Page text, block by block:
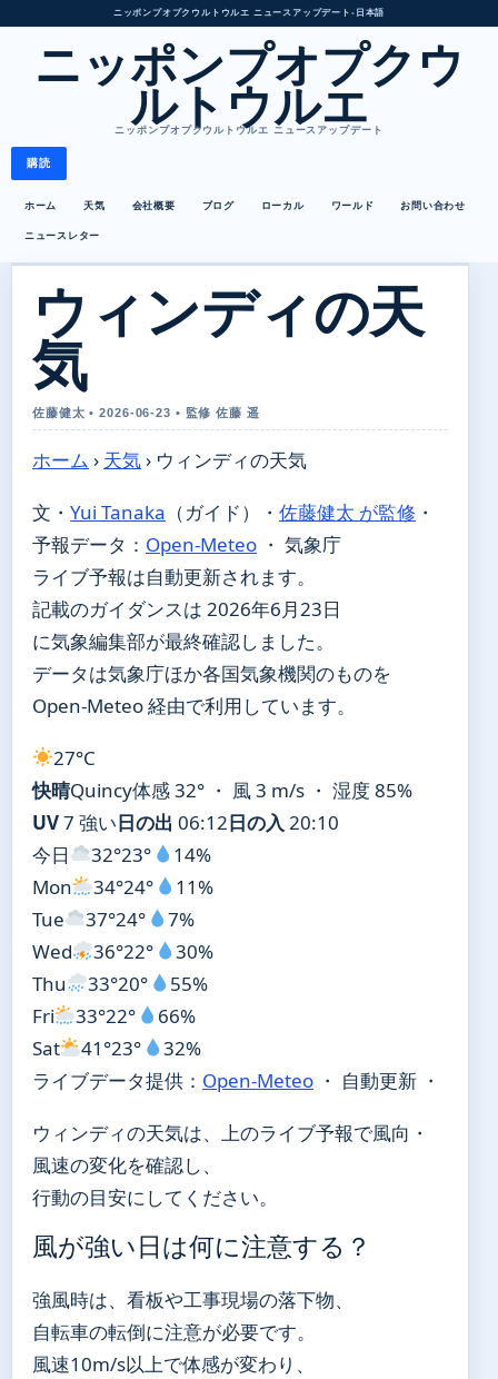
ニッポンプオプクウルトウルエ ニュースアップデート • 日本語
ニッポンプオプクウ
ルトウルエ
ニッポンプオプクウルトウルエ ニュースアップデート
購読
ホーム 天気 会社概要 ブログ ローカル ワールド お問い合わせ
ニュースレター
ウィンディの天
気
佐藤健太 • 2026-06-23 • 監修 佐藤 遥
ホーム › 天気› ウィンディの天気
文・ Yui Tanaka （ガイド） ・ 佐藤健太 が監修 ・
予報データ： Open-Meteo ・ 気象庁
ライブ予報は自動更新されます。
記載のガイダンスは 2026年6月23日
に気象編集部が最終確認しました。
データは気象庁ほか各国気象機関のものを
Open-Meteo 経由で利用しています。
27°C
快晴Quincy体感 32° ・ 風 3 m/s ・ 湿度 85%
UV7 強い日の出 06:12日の入 20:10
今日
32°23°
14%
Mon
34°24°
11%
Tue
37°24°
7%
Wed
36°22°
30%
Thu
33°20°
55%
Fri
33°22°
66%
Sat
41°23°
32%
ライブデータ提供： Open-Meteo ・ 自動更新 ・
ウィンディの天気は、上のライブ予報で風向・
風速の変化を確認し、
行動の目安にしてください。
風が強い日は何に注意する？
強風時は、看板や工事現場の落下物、
自転車の転倒に注意が必要です。
風速10m/s以上で体感が変わり、